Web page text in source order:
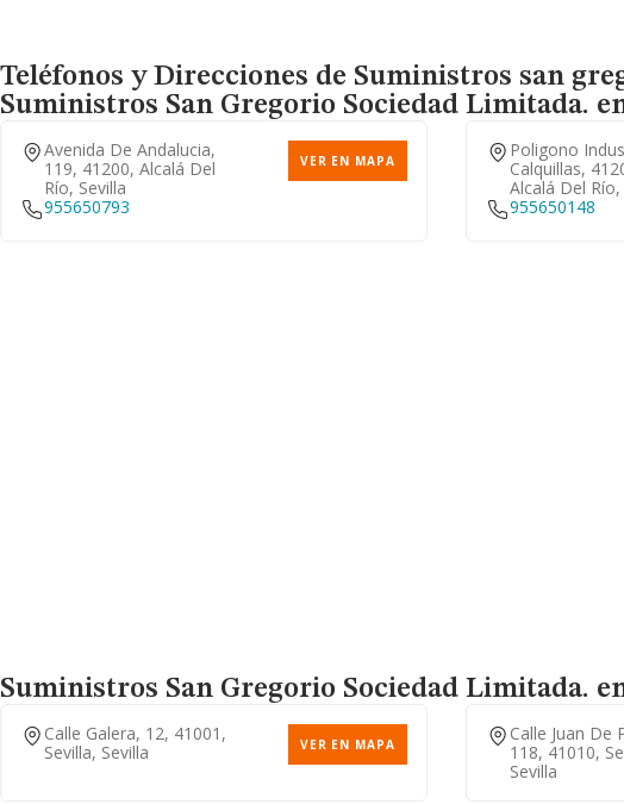
Teléfonos y Direcciones de Suministros san
Suministros San Gregorio Sociedad Limitada.
Avenida De Andalucia,
119, 41200, Alcalá Del
Río, Sevilla
VER EN MAPA
955650793
Poligono
Calquillas,
Alcalá Del Río,
955650148
Suministros San Gregorio Sociedad Limitada.
Calle Galera, 12, 41001,
Sevilla, Sevilla
VER EN MAPA
Calle Juan De
118, 41010,
Sevilla